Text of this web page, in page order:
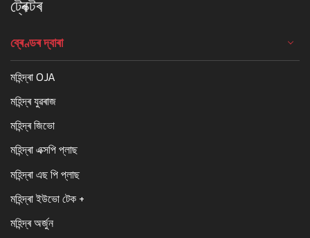
ট্ৰেক্টৰ
ব্ৰেণ্ডৰ দ্বাৰা
মহিন্দ্ৰা OJA
মহিন্দ্ৰ যুৱৰাজ
মহিন্দ্ৰ জিভো
মহিন্দ্ৰা এক্সপি প্লাছ
মহিন্দ্ৰা এছ পি প্লাছ
মহিন্দ্ৰা ইউভো টেক +
মহিন্দ্ৰ অৰ্জুন